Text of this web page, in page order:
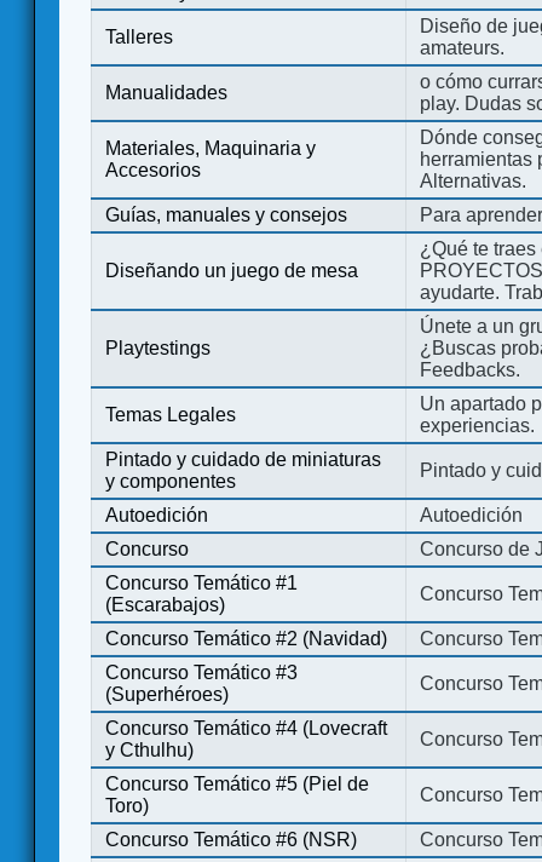
Talleres
Diseño de
amateurs.
Manualidades
o cómo
play. Dudas
Materiales, Maquinaria y
Accesorios
Dónde
herramientas
Alternativas.
Guías, manuales y consejos
Para
Diseñando un juego de mesa
¿Qué te
ayudarte.
Playtestings
Únete a un
¿Buscas
Feedbacks.
Temas Legales
Un apartado
experiencias.
Pintado y cuidado de miniaturas
y componentes
Pintado y
Autoedición
Autoedición
Concurso
Concurso de
Concurso Temático #1
(Escarabajos)
Concurso
Concurso Temático #2 (Navidad)
Concurso
Concurso Temático #3
(Superhéroes)
Concurso
Concurso Temático #4 (Lovecraft
y Cthulhu)
Concurso
Concurso Temático #5 (Piel de
Toro)
Concurso
Concurso Temático #6 (NSR) Concurso